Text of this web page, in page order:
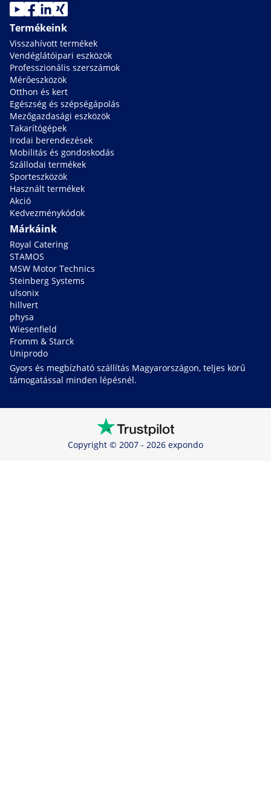
Termékeink
Visszahívott termékek
Vendéglátóipari eszközök
Professzionális szerszámok
Mérőeszközök
Otthon és kert
Egészség és szépségápolás
Mezőgazdasági eszközök
Takarítógépek
Irodai berendezések
Mobilitás és gondoskodás
Szállodai termékek
Sporteszközök
Használt termékek
Akció
Kedvezménykódok
Márkáink
Royal Catering
STAMOS
MSW Motor Technics
Steinberg Systems
ulsonix
hillvert
physa
Wiesenfield
Fromm & Starck
Uniprodo
Gyors és megbízható szállítás Magyarországon, teljes körű
támogatással minden lépésnél.
Copyright © 2007 - 2026 expondo